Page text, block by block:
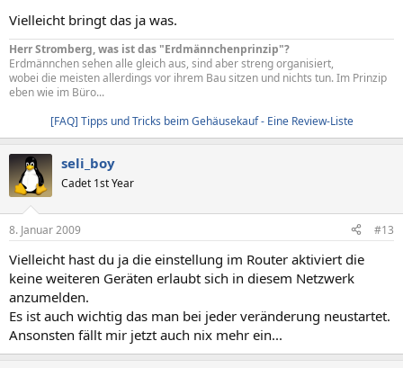
Vielleicht bringt das ja was.
Herr Stromberg, was ist das "Erdmännchenprinzip"?
Erdmännchen sehen alle gleich aus, sind aber streng organisiert,
wobei die meisten allerdings vor ihrem Bau sitzen und nichts tun. Im Prinzip
eben wie im Büro...
[FAQ] Tipps und Tricks beim Gehäusekauf - Eine Review-Liste
seli_boy
Cadet 1st Year
8. Januar 2009 #13
Vielleicht hast du ja die einstellung im Router aktiviert die
keine weiteren Geräten erlaubt sich in diesem Netzwerk
anzumelden.
Es ist auch wichtig das man bei jeder veränderung neustartet.
Ansonsten fällt mir jetzt auch nix mehr ein...